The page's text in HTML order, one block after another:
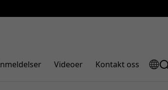
Videoer Kontakt oss